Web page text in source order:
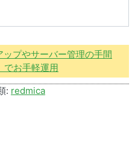
プやサーバー管理の手間
でお手軽運用
: redmica